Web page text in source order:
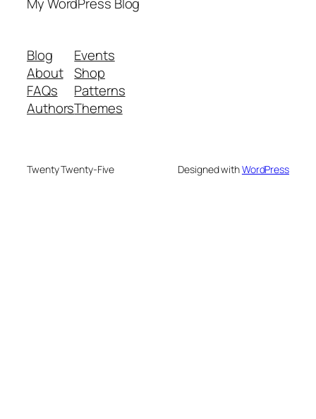
Blog
About
FAQs
Authors
Events
Shop
Patterns
Themes
Twenty Twenty-Five Designed withWordPress